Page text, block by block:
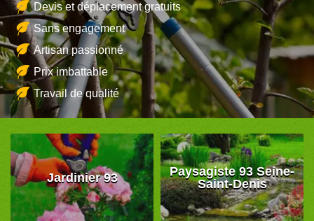
Devis et déplacement gratuits
Sans engagement
Artisan passionné
Prix imbattable
Travail de qualité
Jardinier 93
Paysagiste 93 Seine-
Saint-Denis